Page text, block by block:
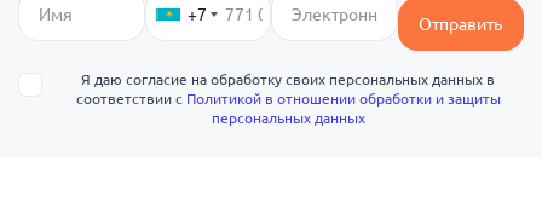
+7 Отправить
Я даю согласие на обработку своих персональных данных в
соответствии с Политикой в отношении обработки и защиты
персональных данных